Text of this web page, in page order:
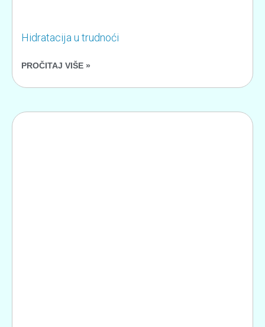
Hidratacija u trudnoći
PROČITAJ VIŠE »